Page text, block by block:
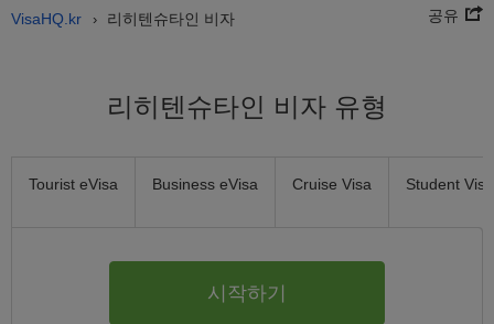
VisaHQ.kr › 리히텐슈타인 비자 공유
리히텐슈타인 비자 유형
Tourist eVisa Business eVisa Cruise Visa Student Visa
시작하기